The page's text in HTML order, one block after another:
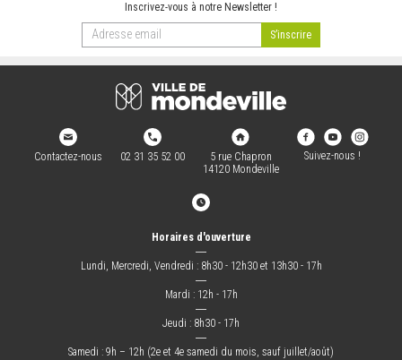
Inscrivez-vous à notre Newsletter !
Contactez-nous 02 31 35 52 00
5 rue Chapron
14120 Mondeville
Suivez-nous !
Horaires d'ouverture
―
Lundi, Mercredi, Vendredi : 8h30 - 12h30 et 13h30 - 17h
―
Mardi : 12h - 17h
―
Jeudi : 8h30 - 17h
―
Samedi : 9h – 12h (2e et 4e samedi du mois, sauf juillet/août)